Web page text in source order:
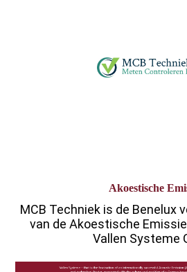
Akoestische
MCB Techniek is de Benelux
van de Akoestische
Vallen Systeme